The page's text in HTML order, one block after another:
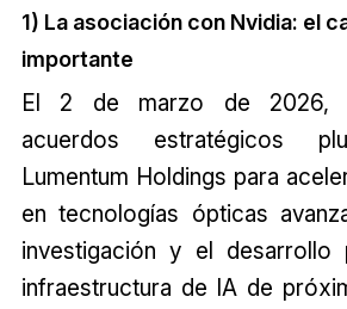
1) La asociación con Nvidia: el
importante
El 2 de marzo de 2026,
acuerdos estratégicos
Lumentum Holdings para
en tecnologías ópticas
investigación y el desarrollo
infraestructura de IA de